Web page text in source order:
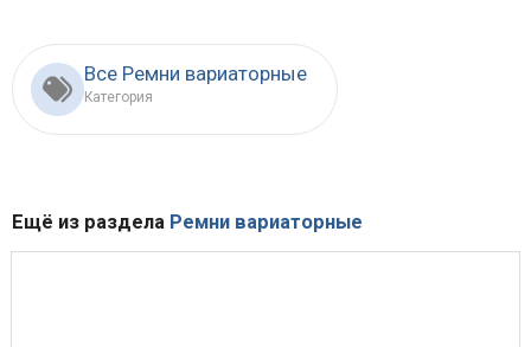
Все Ремни вариаторные
Категория
Ещё из раздела Ремни вариаторные